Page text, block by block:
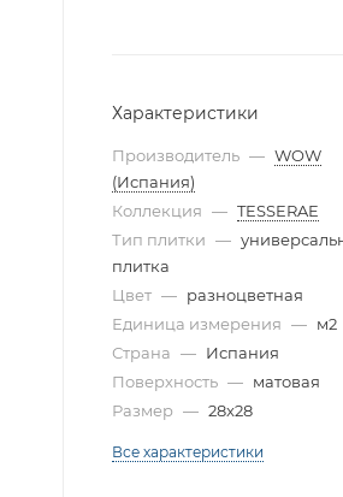
Характеристики
Производитель — WOW
(Испания)
Коллекция — TESSERAE
Тип плитки —
плитка
Цвет — разноцветная
Единица измерения — м2
Страна — Испания
Поверхность — матовая
Размер — 28x28
Все характеристики